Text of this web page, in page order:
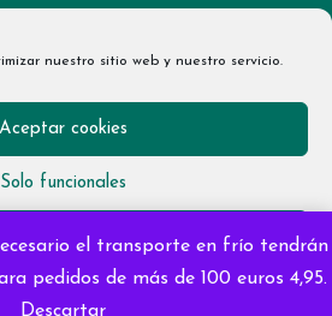
nuestro sitio web y nuestro servicio.
Aceptar cookies
Solo funcionales
Ver preferenciasel transporte en frío tendrán
pedidos de más de 100 euros 4,95.
Descartar
La Tienda de Sami